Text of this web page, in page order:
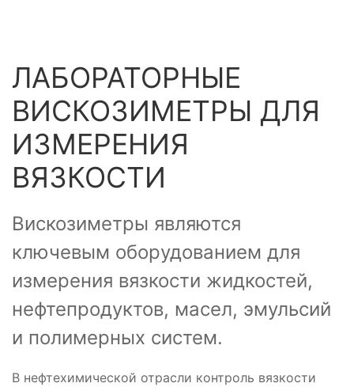
ЛАБОРАТОРНЫЕ
ВИСКОЗИМЕТРЫ ДЛЯ
ИЗМЕРЕНИЯ
ВЯЗКОСТИ
Вискозиметры являются
ключевым оборудованием для
измерения вязкости жидкостей,
нефтепродуктов, масел, эмульсий
и полимерных систем.
В нефтехимической отрасли контроль вязкости